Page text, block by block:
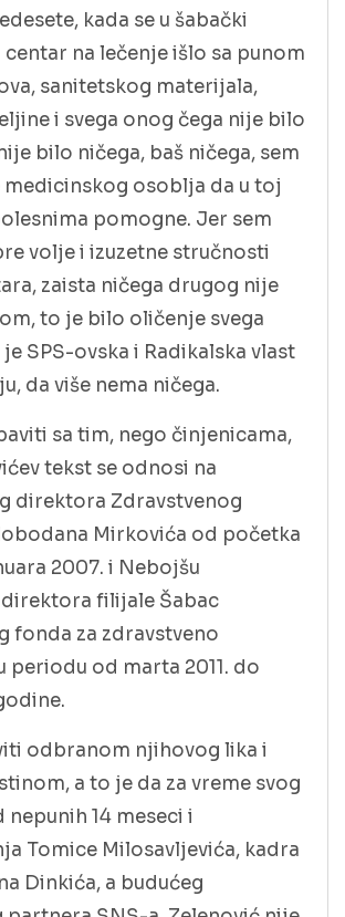
kada se u šabački
na lečenje išlo sa punom
sanitetskog materijala,
i svega onog čega nije bilo
bilo ničega, baš ničega, sem
osoblja da u toj
pomogne. Jer sem
volje i izuzetne stručnosti
zaista ničega drugog nije
to je bilo oličenje svega
SPS-ovska i Radikalska vlast
da više nema ničega.
sa tim, nego činjenicama,
tekst se odnosi na
direktora Zdravstvenog
Mirkovića od početka
2007. i Nebojšu
direktora filijale Šabac
fonda za zdravstveno
periodu od marta 2011. do
odbranom njihovog lika i
a to je da za vreme svog
nepunih 14 meseci i
Tomice Milosavljevića, kadra
Dinkića, a budućeg